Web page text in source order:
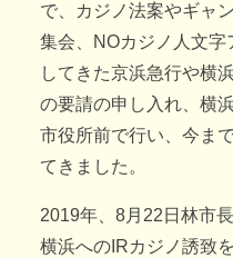
で、カジノ法案やギャ
集会、NOカジノ人文字
してきた京浜急行や横
の要請の申し入れ、横
市役所前で行い、今ま
てきました。
2019年、8月22日林市
横浜へのIRカジノ誘致